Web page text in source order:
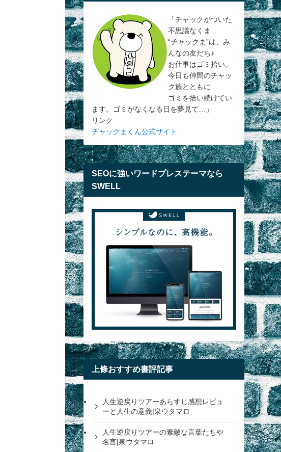
「チャックがついた
不思議なくま
“チャックま”は、み
んなの友だち♪
お仕事はゴミ拾い。
今日も仲間のチャッ
ク族とともに
ゴミを拾い続けてい
ます。ゴミがなくなる日を夢見て…」
リンク
チャックまくん公式サイト
SEOに強いワードプレステーマなら
SWELL
上條おすすめ書評記事
人生逆戻りツアーあらすじ感想レビュ
ーと人生の意義|泉ウタマロ
人生逆戻りツアーの素敵な言葉たちや
名言|泉ウタマロ